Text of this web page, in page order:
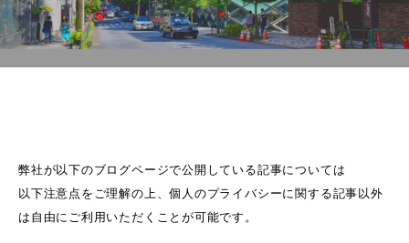
弊社が以下のブログページで公開している記事については
以下注意点をご理解の上、個人のプライバシーに関する記事以外
は自由にご利用いただくことが可能です。